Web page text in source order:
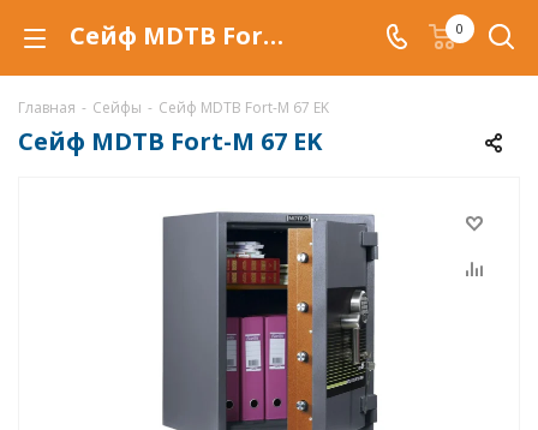
Сейф MDTB Fort-M 67 EK в Уфе купить со скидкой по низкой цене в интернет-магазине ValbergSafe.ru 0
Главная - Сейфы - Сейф MDTB Fort-M 67 EK
Сейф MDTB Fort-M 67 EK